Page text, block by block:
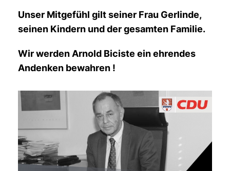
Unser Mitgefühl gilt seiner Frau Gerlinde,
seinen Kindern und der gesamten Familie.
Wir werden Arnold Biciste ein ehrendes
Andenken bewahren !